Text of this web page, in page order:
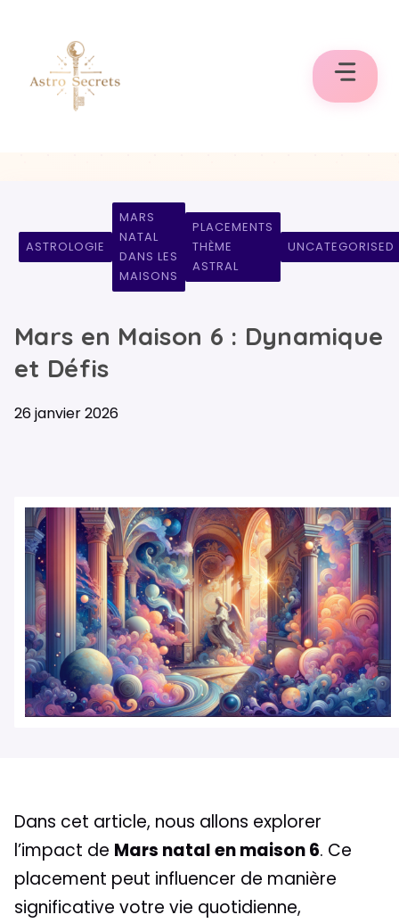
contenu
ASTROLOGIE
MARS
NATAL
DANS LES
MAISONS
PLACEMENTS
THÈME
ASTRAL
UNCATEGORISED
Mars en Maison 6 : Dynamique
et Défis
26 janvier 2026
Dans cet article, nous allons explorer
l’impact de Mars natal en maison 6. Ce
placement peut influencer de manière
significative votre vie quotidienne,